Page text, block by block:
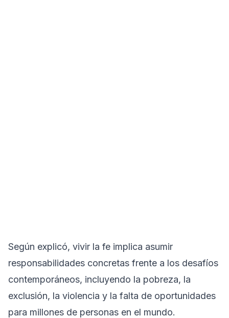
Según explicó, vivir la fe implica asumir
responsabilidades concretas frente a los desafíos
contemporáneos, incluyendo la pobreza, la
exclusión, la violencia y la falta de oportunidades
para millones de personas en el mundo.